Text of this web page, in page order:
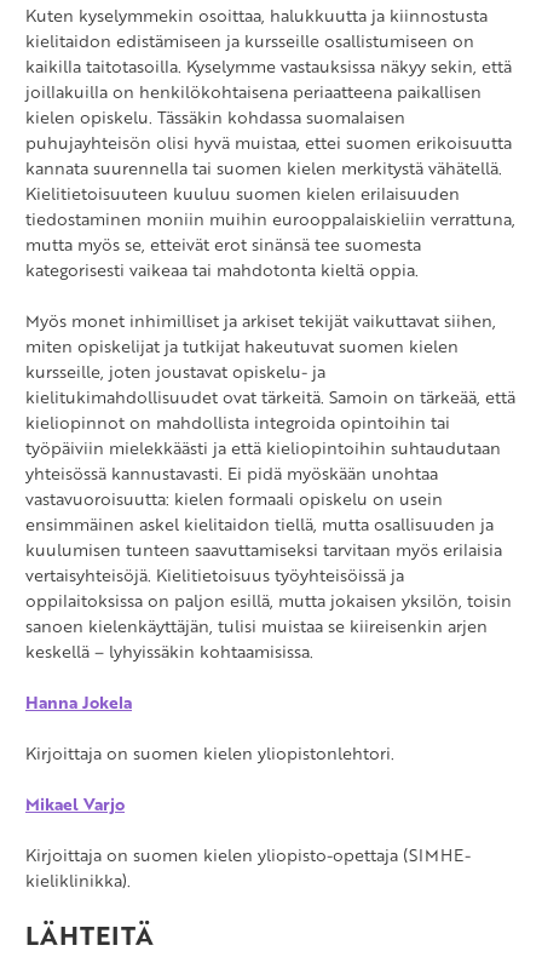
Kuten kyselymmekin osoittaa, halukkuutta ja kiinnostusta
kielitaidon edistämiseen ja kursseille osallistumiseen on
kaikilla taitotasoilla. Kyselymme vastauksissa näkyy sekin, että
joillakuilla on henkilökohtaisena periaatteena paikallisen
kielen opiskelu. Tässäkin kohdassa suomalaisen
puhujayhteisön olisi hyvä muistaa, ettei suomen erikoisuutta
kannata suurennella tai suomen kielen merkitystä vähätellä.
Kielitietoisuuteen kuuluu suomen kielen erilaisuuden
tiedostaminen moniin muihin eurooppalaiskieliin verrattuna,
mutta myös se, etteivät erot sinänsä tee suomesta
kategorisesti vaikeaa tai mahdotonta kieltä oppia.
Myös monet inhimilliset ja arkiset tekijät vaikuttavat siihen,
miten opiskelijat ja tutkijat hakeutuvat suomen kielen
kursseille, joten joustavat opiskelu- ja
kielitukimahdollisuudet ovat tärkeitä. Samoin on tärkeää, että
kieliopinnot on mahdollista integroida opintoihin tai
työpäiviin mielekkäästi ja että kieliopintoihin suhtaudutaan
yhteisössä kannustavasti. Ei pidä myöskään unohtaa
vastavuoroisuutta: kielen formaali opiskelu on usein
ensimmäinen askel kielitaidon tiellä, mutta osallisuuden ja
kuulumisen tunteen saavuttamiseksi tarvitaan myös erilaisia
vertaisyhteisöjä. Kielitietoisuus työyhteisöissä ja
oppilaitoksissa on paljon esillä, mutta jokaisen yksilön, toisin
sanoen kielenkäyttäjän, tulisi muistaa se kiireisenkin arjen
keskellä – lyhyissäkin kohtaamisissa.
Hanna Jokela
Kirjoittaja on suomen kielen yliopistonlehtori.
Mikael Varjo
Kirjoittaja on suomen kielen yliopisto-opettaja (SIMHE-
kieliklinikka).
LÄHTEITÄ